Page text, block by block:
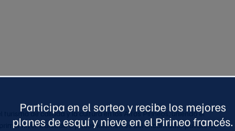
turismo de calidad y la cultura en los Altos Pirineos, uniendo el
nivel. Ubicada a pocos kilómetros del encantador pueblo de